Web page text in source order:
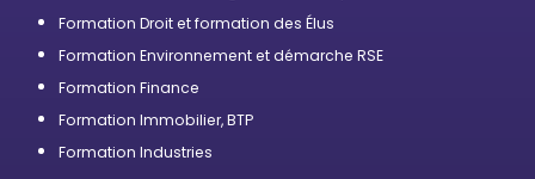
Formation Droit et formation des Élus
Formation Environnement et démarche RSE
Formation Finance
Formation Immobilier, BTP
Formation Industries